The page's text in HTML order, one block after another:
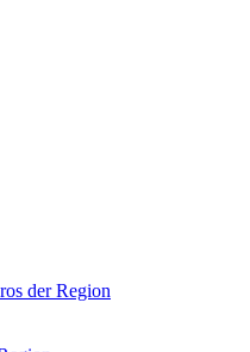
der Region